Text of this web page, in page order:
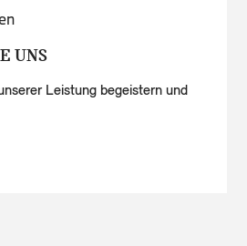
UNS
Leistung begeistern und